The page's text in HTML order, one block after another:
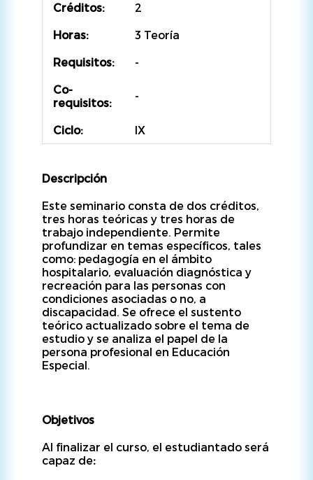
Créditos: 2
Horas: 3 Teoría
Requisitos: -
Co-
requisitos:
-
Ciclo: IX
Descripción
Este seminario consta de dos créditos,
tres horas teóricas y tres horas de
trabajo independiente. Permite
profundizar en temas específicos, tales
como: pedagogía en el ámbito
hospitalario, evaluación diagnóstica y
recreación para las personas con
condiciones asociadas o no, a
discapacidad. Se ofrece el sustento
teórico actualizado sobre el tema de
estudio y se analiza el papel de la
persona profesional en Educación
Especial.
Objetivos
Al finalizar el curso, el estudiantado será
capaz de: